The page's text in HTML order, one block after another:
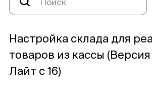
Настройка склада для
товаров из кассы
Лайт с 16)